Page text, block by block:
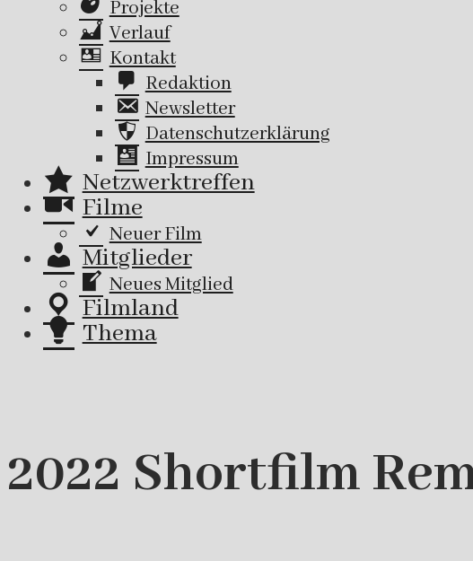
Projekte
Verlauf
Kontakt
Redaktion
Newsletter
Datenschutzerklärung
Impressum
Netzwerktreffen
Filme
Neuer Film
Mitglieder
Neues Mitglied
Filmland
Thema
2022 Shortfilm